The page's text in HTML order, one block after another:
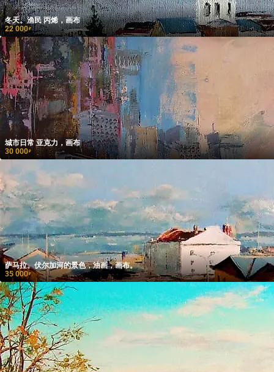
冬天。渔民 丙烯，画布
22 000₽
城市日常 亚克力，画布
30 000₽
萨马拉。伏尔加河的景色，油画，画布。
35 000₽